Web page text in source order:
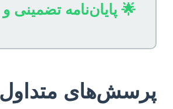
🌟 پایان‌نامه تضمینی
پرسش‌های متداول